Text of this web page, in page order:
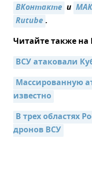
ВКонтакте и
Rutube.
Читайте также
ВСУ атаковали
Массированную
известно
В трех областях
дронов ВСУ